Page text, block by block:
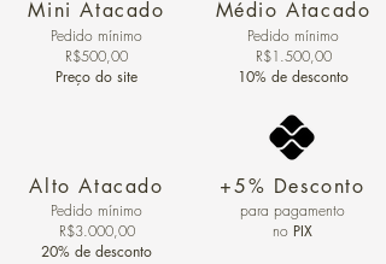
Mini Atacado
Pedido ​mínimo
R$500,00
Preço do site
Alto Atacado
Pedido mínimo
R$3.000,00
20% de desconto
Médio Atacado
Pedido mínimo
R$1.500,00
10% de desconto
+5% Desconto
para pagamento
no PIX